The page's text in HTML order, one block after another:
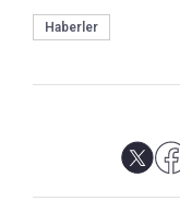
Haberler